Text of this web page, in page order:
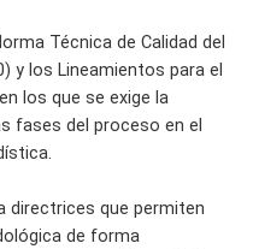
Técnica de Calidad del
y los Lineamientos para el
los que se exige la
fases del proceso en el
directrices que permiten
de forma